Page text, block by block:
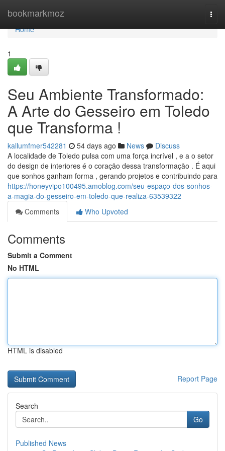
bookmarkmoz
Home
Home
1
Seu Ambiente Transformado:
A Arte do Gesseiro em Toledo
que Transforma !
kallumfmer542281 54 days ago News
Discuss
A localidade de Toledo pulsa com uma força incrível , e a o setor
do design de interiores é o coração dessa transformação . É aqui
que sonhos ganham forma , gerando projetos e contribuindo para
https://honeyvipo100495.amoblog.com/seu-espaço-dos-sonhos-
a-magia-do-gesseiro-em-toledo-que-realiza-63539322
Comments
Who Upvoted
Comments
Submit a Comment
No HTML
HTML is disabled
Report Page
Search
Go
Published News